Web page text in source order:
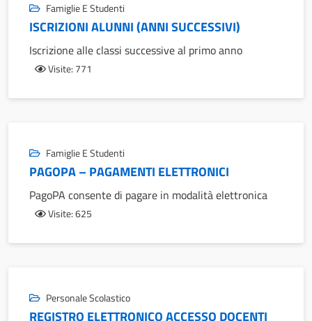
Famiglie E Studenti
ISCRIZIONI ALUNNI (ANNI SUCCESSIVI)
Iscrizione alle classi successive al primo anno
Visite: 771
Famiglie E Studenti
PAGOPA – PAGAMENTI ELETTRONICI
PagoPA consente di pagare in modalità elettronica
Visite: 625
Personale Scolastico
REGISTRO ELETTRONICO ACCESSO DOCENTI